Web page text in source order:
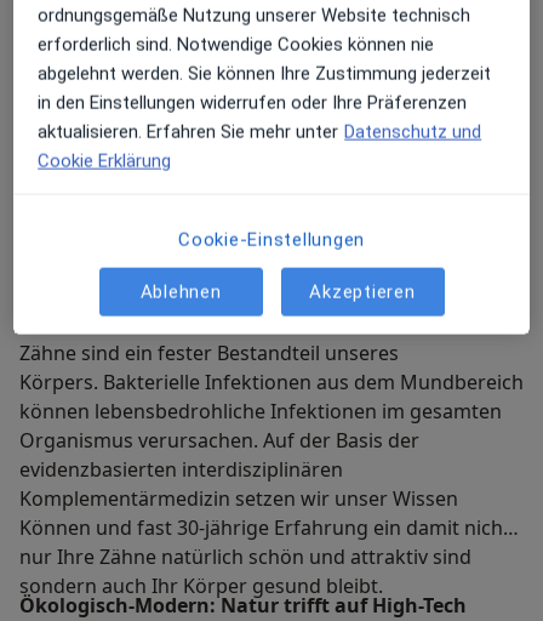
Orthomokelulare Therpie
QM & TQM Assesor & Coach
Kompetenz-Excellence: Mit Liebe zum
Detail als Grundlage für die Zahngesundheit
Zähne sind ein fester Bestandteil unseres
Körpers. Bakterielle Infektionen aus dem Mundbereich
können lebensbedrohliche Infektionen im gesamten
Organismus verursachen. Auf der Basis der
evidenzbasierten interdisziplinären
Komplementärmedizin setzen wir unser Wissen
Können und fast 30-jährige Erfahrung ein damit nicht
nur Ihre Zähne natürlich schön und attraktiv sind
sondern auch Ihr Körper gesund bleibt.
Ökologisch-Modern: Natur trifft auf High-Tech
ordnungsgemäße Nutzung unserer Website technisch
erforderlich sind. Notwendige Cookies können nie
abgelehnt werden. Sie können Ihre Zustimmung jederzeit
in den Einstellungen widerrufen oder Ihre Präferenzen
aktualisieren. Erfahren Sie mehr unter Datenschutz und
Cookie Erklärung
Cookie-Einstellungen
Ablehnen Akzeptieren